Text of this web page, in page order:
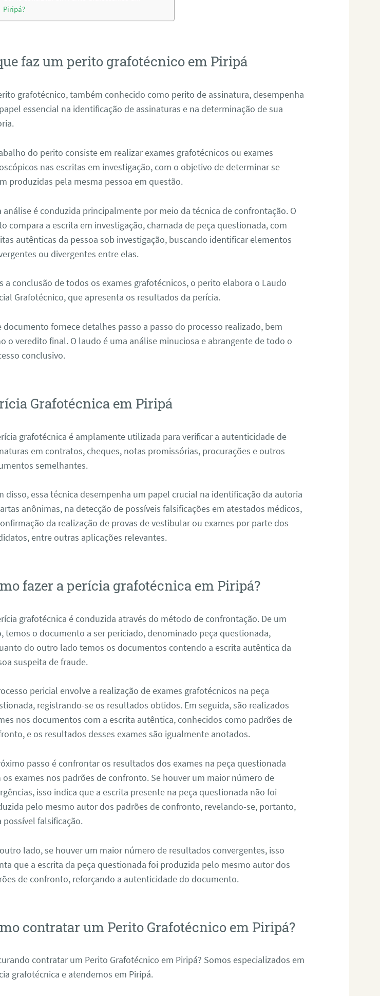
Piripá?
faz um perito grafotécnico em Piripá
grafotécnico, também conhecido como perito de assinatura, desempenha
essencial na identificação de assinaturas e na determinação de sua
do perito consiste em realizar exames grafotécnicos ou exames
nas escritas em investigação, com o objetivo de determinar se
produzidas pela mesma pessoa em questão.
análise é conduzida principalmente por meio da técnica de confrontação. O
compara a escrita em investigação, chamada de peça questionada, com
autênticas da pessoa sob investigação, buscando identificar elementos
ou divergentes entre elas.
a conclusão de todos os exames grafotécnicos, o perito elabora o Laudo
Grafotécnico, que apresenta os resultados da perícia.
documento fornece detalhes passo a passo do processo realizado, bem
o veredito final. O laudo é uma análise minuciosa e abrangente de todo o
conclusivo.
Grafotécnica em Piripá
grafotécnica é amplamente utilizada para verificar a autenticidade de
em contratos, cheques, notas promissórias, procurações e outros
semelhantes.
disso, essa técnica desempenha um papel crucial na identificação da autoria
anônimas, na detecção de possíveis falsificações em atestados médicos,
da realização de provas de vestibular ou exames por parte dos
entre outras aplicações relevantes.
fazer a perícia grafotécnica em Piripá?
grafotécnica é conduzida através do método de confrontação. De um
temos o documento a ser periciado, denominado peça questionada,
do outro lado temos os documentos contendo a escrita autêntica da
suspeita de fraude.
pericial envolve a realização de exames grafotécnicos na peça
registrando-se os resultados obtidos. Em seguida, são realizados
nos documentos com a escrita autêntica, conhecidos como padrões de
e os resultados desses exames são igualmente anotados.
passo é confrontar os resultados dos exames na peça questionada
os exames nos padrões de confronto. Se houver um maior número de
isso indica que a escrita presente na peça questionada não foi
pelo mesmo autor dos padrões de confronto, revelando-se, portanto,
possível falsificação.
lado, se houver um maior número de resultados convergentes, isso
que a escrita da peça questionada foi produzida pelo mesmo autor dos
de confronto, reforçando a autenticidade do documento.
contratar um Perito Grafotécnico em Piripá?
contratar um Perito Grafotécnico em Piripá? Somos especializados em
grafotécnica e atendemos em Piripá.